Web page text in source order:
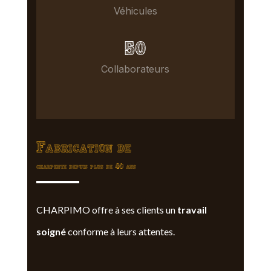
Véhicules
50
Collaborateurs
Fabrication de
charpente depuis plus de 40 ans
CHARPIMO offre à ses clients un travail
soignéconforme à leurs attentes.